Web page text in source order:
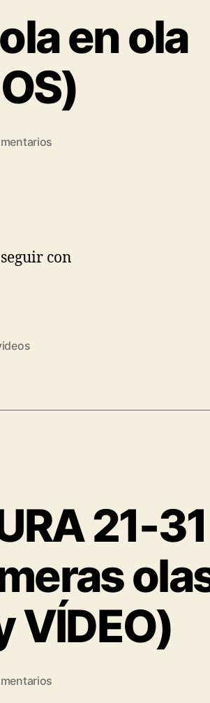
en ola
con
21-31
VÍDEO)